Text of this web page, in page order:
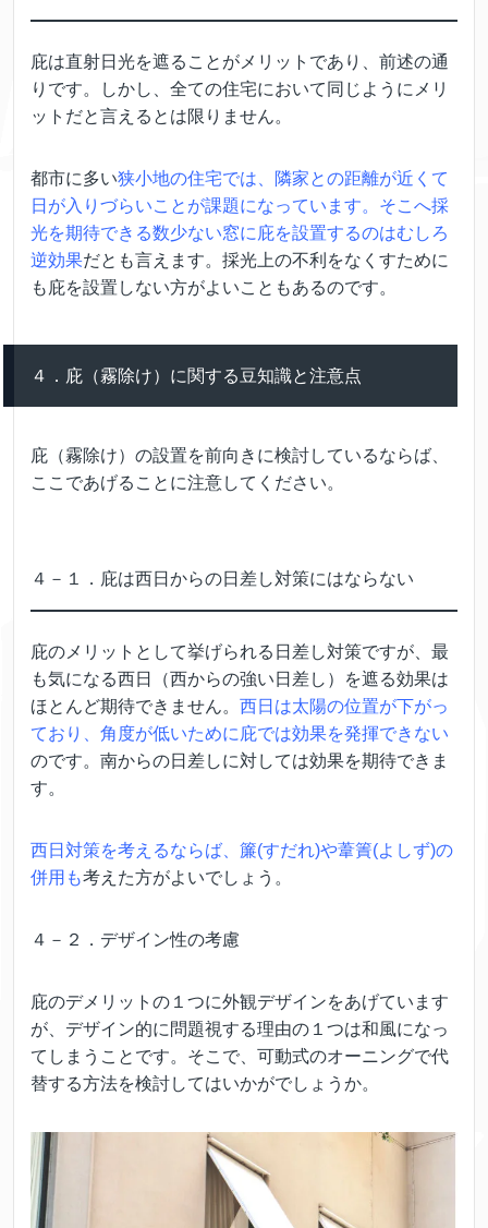
庇は直射日光を遮ることがメリットであり、前述の通
りです。しかし、全ての住宅において同じようにメリ
ットだと言えるとは限りません。
都市に多い狭小地の住宅では、隣家との距離が近くて
日が入りづらいことが課題になっています。そこへ採
光を期待できる数少ない窓に庇を設置するのはむしろ
逆効果だとも言えます。採光上の不利をなくすために
も庇を設置しない方がよいこともあるのです。
４．庇（霧除け）に関する豆知識と注意点
庇（霧除け）の設置を前向きに検討しているならば、
ここであげることに注意してください。
４－１．庇は西日からの日差し対策にはならない
庇のメリットとして挙げられる日差し対策ですが、最
も気になる西日（西からの強い日差し）を遮る効果は
ほとんど期待できません。 西日は太陽の位置が下がっ
ており、角度が低いために庇では効果を発揮できない
のです。南からの日差しに対しては効果を期待できま
す。
西日対策を考えるならば、簾(すだれ)や葦簀(よしず)の
併用も考えた方がよいでしょう。
４－２．デザイン性の考慮
庇のデメリットの１つに外観デザインをあげています
が、デザイン的に問題視する理由の１つは和風になっ
てしまうことです。そこで、可動式のオーニングで代
替する方法を検討してはいかがでしょうか。